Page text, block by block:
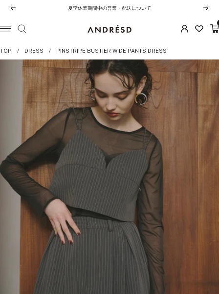
テ
ツ
前
夏季休業期間中の営業・配送について
次
ナ
ゲ
ANDRESD
TOP DRESS PINSTRIPE BUSTIER WIDE PANTS DRESS